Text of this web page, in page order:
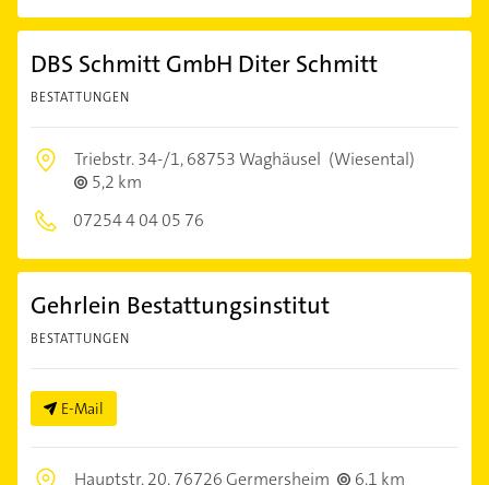
DBS Schmitt GmbH Diter Schmitt
BESTATTUNGEN
Triebstr. 34-/1,68753 Waghäusel (Wiesental)
5,2 km
07254 4 04 05 76
Gehrlein Bestattungsinstitut
BESTATTUNGEN
E-Mail
Hauptstr. 20,76726 Germersheim 6,1 km